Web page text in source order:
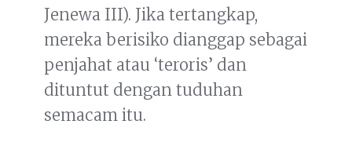
Jenewa III). Jika tertangkap,
mereka berisiko dianggap sebagai
penjahat atau ‘teroris’ dan
dituntut dengan tuduhan
semacam itu.